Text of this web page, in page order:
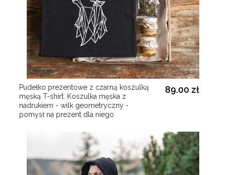
Pudełko prezentowe z czarną koszulką
męską T-shirt. Koszulka męska z
nadrukiem - wilk geometryczny -
pomysł na prezent dla niego
89.00 zł